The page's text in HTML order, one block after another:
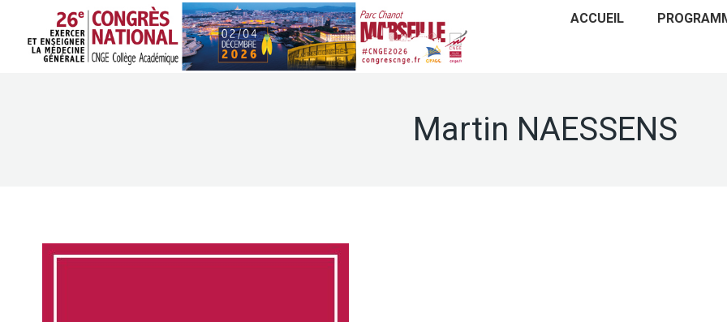
ACCUEIL
Martin NAESSENS